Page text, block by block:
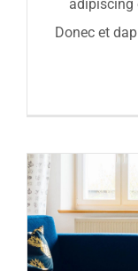
adipiscing
Donec et